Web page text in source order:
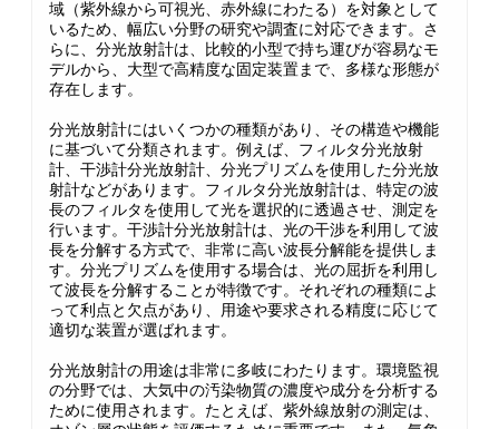
域（紫外線から可視光、赤外線にわたる）を対象として
いるため、幅広い分野の研究や調査に対応できます。さ
らに、分光放射計は、比較的小型で持ち運びが容易なモ
デルから、大型で高精度な固定装置まで、多様な形態が
存在します。
分光放射計にはいくつかの種類があり、その構造や機能
に基づいて分類されます。例えば、フィルタ分光放射
計、干渉計分光放射計、分光プリズムを使用した分光放
射計などがあります。フィルタ分光放射計は、特定の波
長のフィルタを使用して光を選択的に透過させ、測定を
行います。干渉計分光放射計は、光の干渉を利用して波
長を分解する方式で、非常に高い波長分解能を提供しま
す。分光プリズムを使用する場合は、光の屈折を利用し
て波長を分解することが特徴です。それぞれの種類によ
って利点と欠点があり、用途や要求される精度に応じて
適切な装置が選ばれます。
分光放射計の用途は非常に多岐にわたります。環境監視
の分野では、大気中の汚染物質の濃度や成分を分析する
ために使用されます。たとえば、紫外線放射の測定は、